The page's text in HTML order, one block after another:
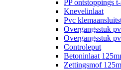
PP ontstoppings
Knevelinlaat
Pvc
Overgangsstuk
Overgangsstuk
Controleput
Betoninlaat
Zettingsmof